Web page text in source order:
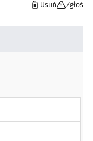
Usuń Zgłoś